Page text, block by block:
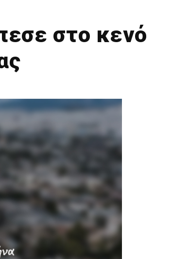
στο κενό